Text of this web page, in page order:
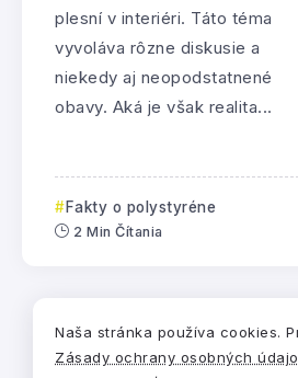
plesní v interiéri. Táto téma
vyvoláva rôzne diskusie a
niekedy aj neopodstatnené
obavy. Aká je však realita...
Fakty o polystyréne
2 Min Čítania
Naša stránka používa cookies.
Zásady ochrany osobných